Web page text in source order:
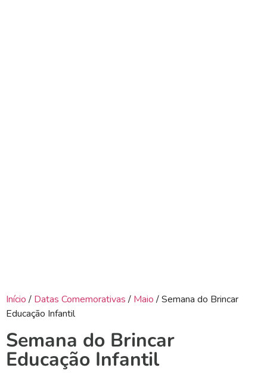
Início / Datas Comemorativas / Maio / Semana do Brincar
Educação Infantil
Semana do Brincar
Educação Infantil